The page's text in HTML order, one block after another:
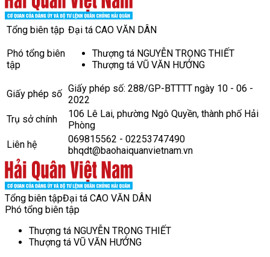
Tổng biên tập Đại tá CAO VĂN DÂN
Phó tổng biên
tập
Thượng tá NGUYỄN TRỌNG THIẾT
Thượng tá VŨ VĂN HƯỞNG
Giấy phép số Giấy phép số: 288/GP-BTTTT ngày 10 - 06 -
2022
Trụ sở chính
106 Lê Lai, phường Ngô Quyền, thành phố Hải
Phòng
Liên hệ
069815562 - 02253747490
bhqdt@baohaiquanvietnam.vn
Tổng biên tậpĐại tá CAO VĂN DÂN
Phó tổng biên tập
Thượng tá NGUYỄN TRỌNG THIẾT
Thượng tá VŨ VĂN HƯỞNG